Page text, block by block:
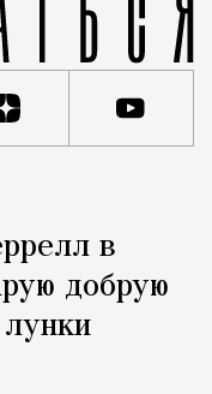
в
добрую